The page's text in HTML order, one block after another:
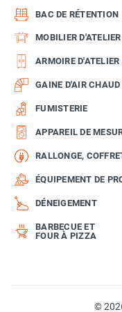
BAC DE RÉTENTION
MOBILIER D'ATELIER
ARMOIRE D'ATELIER
GAINE D'AIR
FUMISTERIE
APPAREIL DE
RALLONGE,
ÉQUIPEMENT DE
DÉNEIGEMENT
BARBECUE ET
FOUR À PIZZA
©